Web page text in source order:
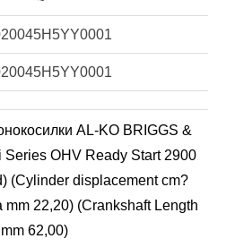
AL-KO BRIGGS &
OHV Ready Start 2900
(Cylinder displacement cm?
mm 22,20) (Crankshaft Length
mm 62,00)